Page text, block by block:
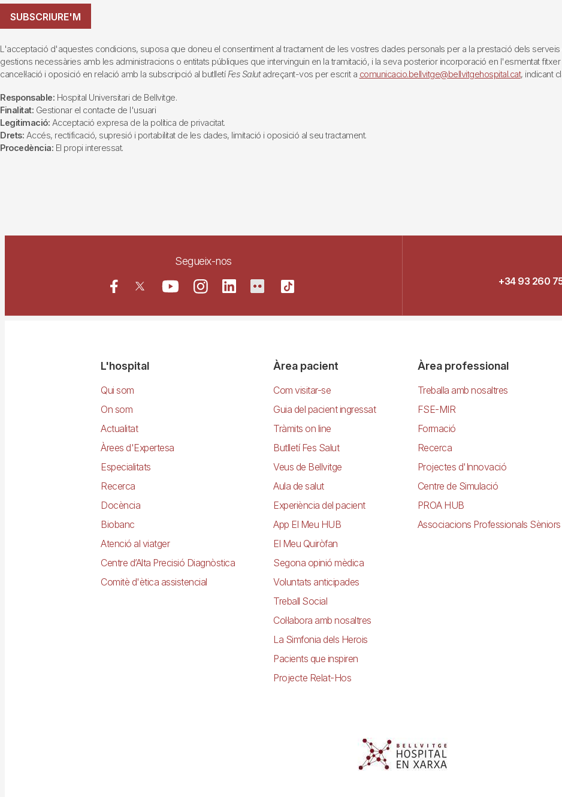
SUBSCRIURE'M
L'acceptació d'aquestes condicions, suposa que doneu el consentiment al tractament de les vostres dades personals per a la prestació dels serveis
gestions necessàries amb les administracions o entitats públiques que intervinguin en la tramitació, i la seva posterior incorporació en l'esmentat
cancel·lació i oposició en relació amb la subscripció al butlletí Fes Salutadreçant-vos per escrit a comunicacio.bellvitge@bellvitgehospital.cat, indicant
Responsable: Hospital Universitari de Bellvitge.
Finalitat: Gestionar el contacte de l'usuari
Legitimació: Acceptació expresa de la política de privacitat.
Drets: Accés, rectificació, supresió i portabilitat de les dades, limitació i oposició al seu tractament.
Procedència: El propi interessat.
Segueix-nos
+34 93 260
NavegacióL'hospital
Qui som
On som
Actualitat
Àrees d'Expertesa
Especialitats
Recerca
Docència
Biobanc
Atenció al viatger
Centre d’Alta Precisió Diagnòstica
Comitè d'ètica assistencial
Àrea pacient
Com visitar-se
Guia del pacient ingressat
Tràmits on line
Butlletí Fes Salut
Veus de Bellvitge
Aula de salut
Experiència del pacient
App El Meu HUB
El Meu Quiròfan
Segona opinió mèdica
Voluntats anticipades
Treball Social
Col·labora amb nosaltres
La Simfonia dels Herois
Pacients que inspiren
Projecte Relat-Hos
Àrea professional
Treballa amb nosaltres
FSE-MIR
Formació
Recerca
Projectes d'Innovació
Centre de Simulació
PROA HUB
Associacions Professionals Sèniors